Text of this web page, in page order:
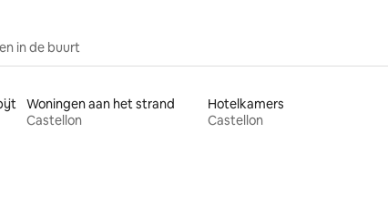
in de buurt
Woningen aan het strand
Castellon
Hotelkamers
Castellon